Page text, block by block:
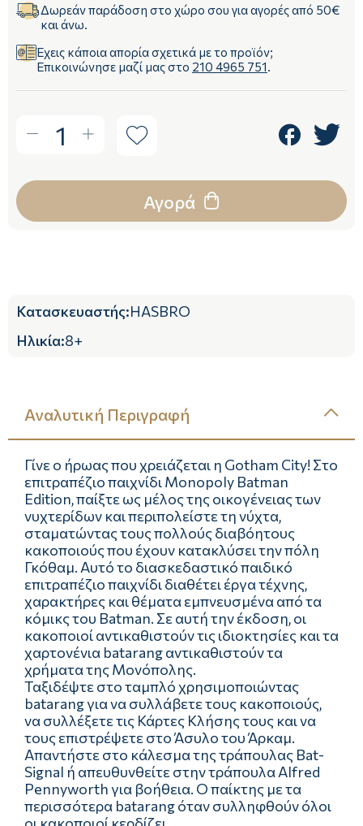
Δωρεάν παράδοση στο χώρο σου για αγορές από 50€
και άνω.
Έχεις κάποια απορία σχετικά με το προϊόν;
Επικοινώνησε μαζί μας στο 210 4965 751.
1
Αγορά
Κατασκευαστής:HASBRO
Ηλικία:8+
Αναλυτική Περιγραφή
Γίνε ο ήρωας που χρειάζεται η Gotham City! Στο
επιτραπέζιο παιχνίδι Monopoly Batman
Edition, παίξτε ως μέλος της οικογένειας των
νυχτερίδων και περιπολείστε τη νύχτα,
σταματώντας τους πολλούς διαβόητους
κακοποιούς που έχουν κατακλύσει την πόλη
Γκόθαμ. Αυτό το διασκεδαστικό παιδικό
επιτραπέζιο παιχνίδι διαθέτει έργα τέχνης,
χαρακτήρες και θέματα εμπνευσμένα από τα
κόμικς του Batman. Σε αυτή την έκδοση, οι
κακοποιοί αντικαθιστούν τις ιδιοκτησίες και τα
χαρτονένια batarang αντικαθιστούν τα
χρήματα της Μονόπολης.
Ταξιδέψτε στο ταμπλό χρησιμοποιώντας
batarang για να συλλάβετε τους κακοποιούς,
να συλλέξετε τις Κάρτες Κλήσης τους και να
τους επιστρέψετε στο Άσυλο του Άρκαμ.
Απαντήστε στο κάλεσμα της τράπουλας Bat-
Signal ή απευθυνθείτε στην τράπουλα Alfred
Pennyworth για βοήθεια. Ο παίκτης με τα
περισσότερα batarang όταν συλληφθούν όλοι